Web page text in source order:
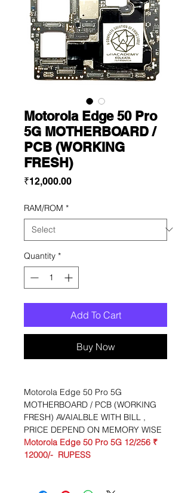
Motorola Edge 50 Pro
5G MOTHERBOARD /
PCB (WORKING
FRESH)
₹12,000.00Price
RAM/ROM *
Quantity *
Add To Cart
Buy Now
Motorola Edge 50 Pro 5G
MOTHERBOARD / PCB (WORKING
FRESH) AVAIALBLE WITH BILL ,
PRICE DEPEND ON MEMORY WISE
Motorola Edge 50 Pro 5G 12/256 ₹
12000/- RUPESS